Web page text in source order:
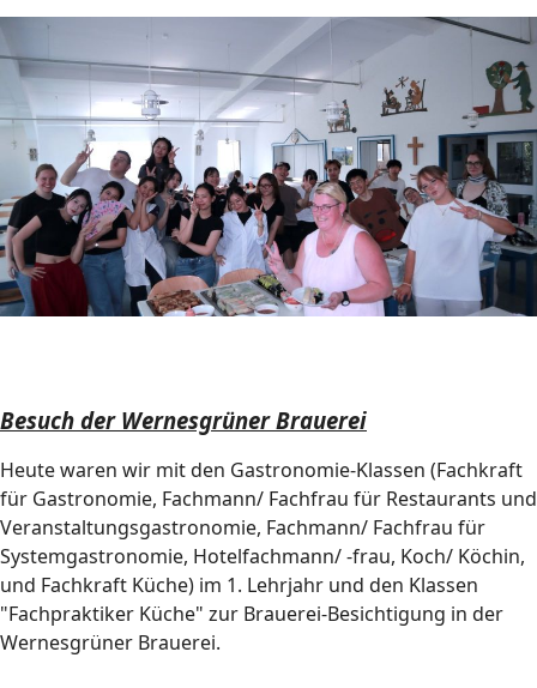
Besuch der Wernesgrüner Brauerei
Heute waren wir mit den Gastronomie-Klassen (Fachkraft
für Gastronomie, Fachmann/ Fachfrau für Restaurants und
Veranstaltungsgastronomie, Fachmann/ Fachfrau für
Systemgastronomie, Hotelfachmann/ -frau, Koch/ Köchin,
und Fachkraft Küche) im 1. Lehrjahr und den Klassen
"Fachpraktiker Küche" zur Brauerei-Besichtigung in der
Wernesgrüner Brauerei.